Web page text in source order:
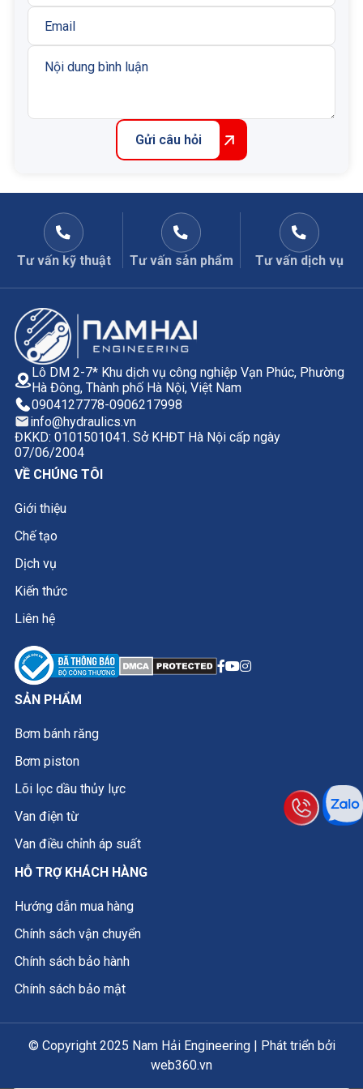
Gửi câu hỏi
Tư vấn kỹ thuật Tư vấn sản phẩm Tư vấn dịch vụ
Lô DM 2-7* Khu dịch vụ công nghiệp Vạn Phúc, Phường
Hà Đông, Thành phố Hà Nội, Việt Nam
0904127778-0906217998
info@hydraulics.vn
ĐKKD: 0101501041. Sở KHĐT Hà Nội cấp ngày
07/06/2004
VỀ CHÚNG TÔI
Giới thiệu
Chế tạo
Dịch vụ
Kiến thức
Liên hệ
SẢN PHẨM
Bơm bánh răng
Bơm piston
Lõi lọc dầu thủy lực
Van điện từ
Van điều chỉnh áp suất
HỖ TRỢ KHÁCH HÀNG
Hướng dẫn mua hàng
Chính sách vận chuyển
Chính sách bảo hành
Chính sách bảo mật
© Copyright 2025 Nam Hải Engineering | Phát triển bởi
web360.vn